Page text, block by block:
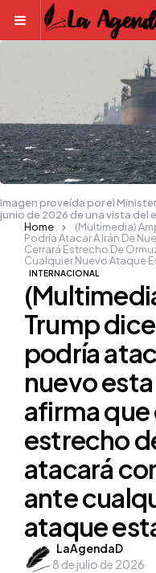
Menu
Imagen proveída por el
junio de 2026 de una vista del
INTERNACIONAL
Trump
podría
nuevo
afirma que
estrecho
atacará
ante
ataque
Posted
by
LaAgendaD
8 de julio de 2026
Home
(Multimedia)
Podría Atacar A Irán De
Cerrará Estrecho De
Cualquier Nuevo Ataque